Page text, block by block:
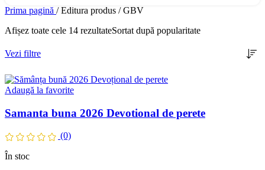
Prima pagină / Editura produs / GBV
Afișez toate cele 14 rezultateSortat după popularitate
Vezi filtre
Adaugă la favorite
Samanta buna 2026 Devotional de perete
(0)
În stoc